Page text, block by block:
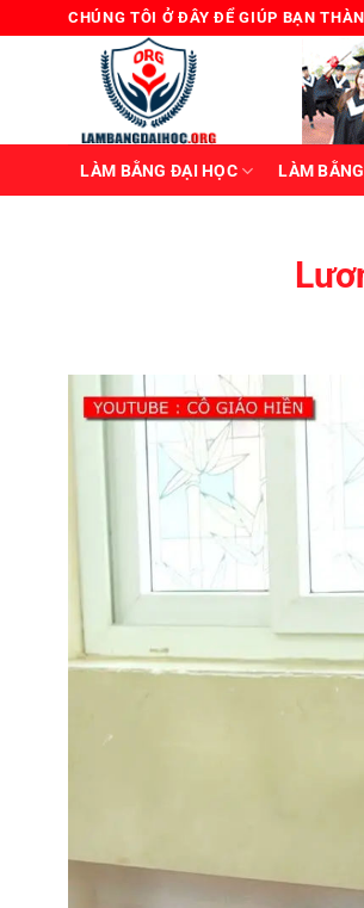
CHÚNG TÔI Ở ĐÂY ĐỂ GIÚP BẠN
LÀM BẰNG ĐẠI HỌC LÀM